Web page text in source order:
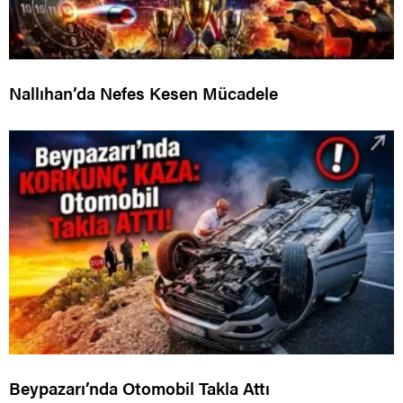
Nallıhan’da Nefes Kesen Mücadele
Beypazarı’nda Otomobil Takla Attı